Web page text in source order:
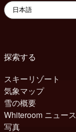
探索する
スキーリゾート
気象マップ
雪の概要
Whiteroom ニュース
写真